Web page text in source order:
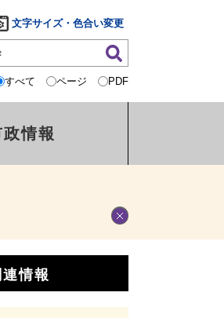
文字サイズ・色合い変更
すべて ページ PDF
政情報
連情報